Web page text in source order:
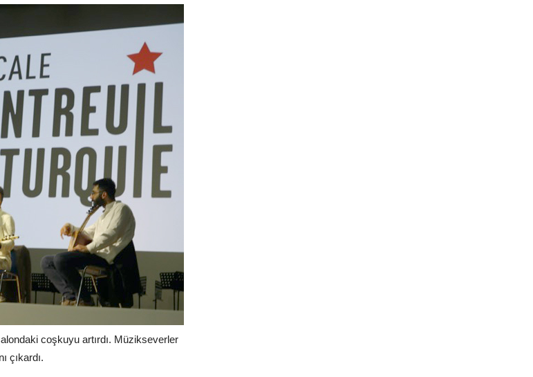
coşkuyu artırdı. Müzikseverler
çıkardı.